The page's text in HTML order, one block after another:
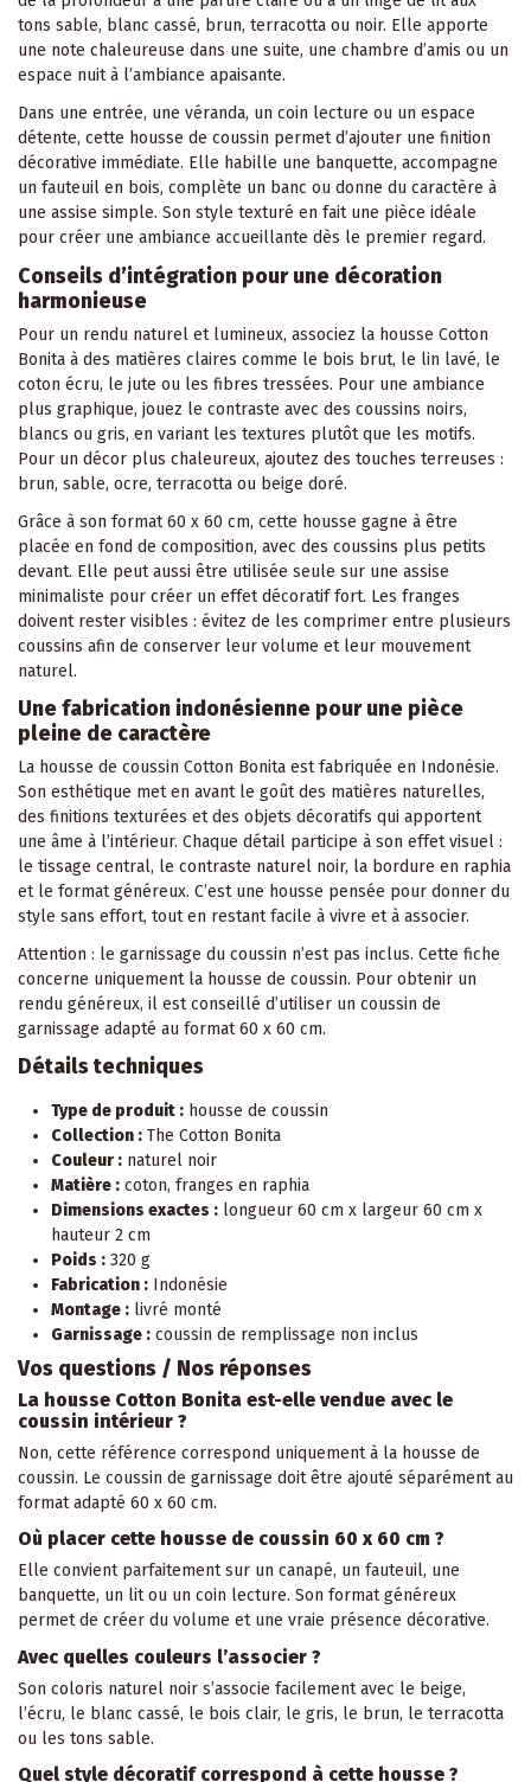
tons sable, blanc cassé, brun, terracotta ou noir. Elle apporte
une note chaleureuse dans une suite, une chambre d’amis ou un
espace nuit à l’ambiance apaisante.
Dans une entrée, une véranda, un coin lecture ou un espace
détente, cette housse de coussin permet d’ajouter une finition
décorative immédiate. Elle habille une banquette, accompagne
un fauteuil en bois, complète un banc ou donne du caractère à
une assise simple. Son style texturé en fait une pièce idéale
pour créer une ambiance accueillante dès le premier regard.
Conseils d’intégration pour une décoration
harmonieuse
Pour un rendu naturel et lumineux, associez la housse Cotton
Bonita à des matières claires comme le bois brut, le lin lavé, le
coton écru, le jute ou les fibres tressées. Pour une ambiance
plus graphique, jouez le contraste avec des coussins noirs,
blancs ou gris, en variant les textures plutôt que les motifs.
Pour un décor plus chaleureux, ajoutez des touches terreuses :
brun, sable, ocre, terracotta ou beige doré.
Grâce à son format 60 x 60 cm, cette housse gagne à être
placée en fond de composition, avec des coussins plus petits
devant. Elle peut aussi être utilisée seule sur une assise
minimaliste pour créer un effet décoratif fort. Les franges
doivent rester visibles : évitez de les comprimer entre plusieurs
coussins afin de conserver leur volume et leur mouvement
naturel.
Une fabrication indonésienne pour une pièce
pleine de caractère
La housse de coussin Cotton Bonita est fabriquée en Indonésie.
Son esthétique met en avant le goût des matières naturelles,
des finitions texturées et des objets décoratifs qui apportent
une âme à l’intérieur. Chaque détail participe à son effet visuel :
le tissage central, le contraste naturel noir, la bordure en raphia
et le format généreux. C’est une housse pensée pour donner du
style sans effort, tout en restant facile à vivre et à associer.
Attention : le garnissage du coussin n’est pas inclus. Cette fiche
concerne uniquement la housse de coussin. Pour obtenir un
rendu généreux, il est conseillé d’utiliser un coussin de
garnissage adapté au format 60 x 60 cm.
Détails techniques
Type de produit : housse de coussin
Collection : The Cotton Bonita
Couleur : naturel noir
Matière : coton, franges en raphia
Dimensions exactes : longueur 60 cm x largeur 60 cm x
hauteur 2 cm
Poids : 320 g
Fabrication : Indonésie
Montage : livré monté
Garnissage : coussin de remplissage non inclus
Vos questions / Nos réponses
La housse Cotton Bonita est-elle vendue avec le
coussin intérieur ?
Non, cette référence correspond uniquement à la housse de
coussin. Le coussin de garnissage doit être ajouté séparément au
format adapté 60 x 60 cm.
Où placer cette housse de coussin 60 x 60 cm ?
Elle convient parfaitement sur un canapé, un fauteuil, une
banquette, un lit ou un coin lecture. Son format généreux
permet de créer du volume et une vraie présence décorative.
Avec quelles couleurs l’associer ?
Son coloris naturel noir s’associe facilement avec le beige,
l’écru, le blanc cassé, le bois clair, le gris, le brun, le terracotta
ou les tons sable.
Quel style décoratif correspond à cette housse ?